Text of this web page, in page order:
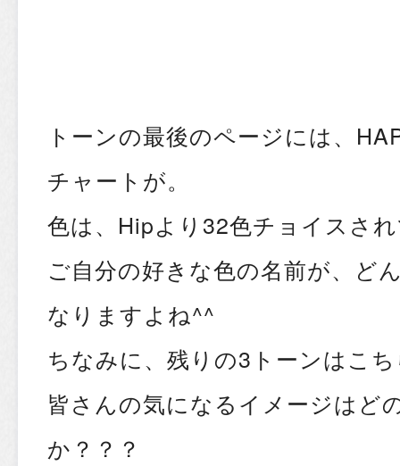
トーンの最後のページには、
チャートが。
色は、Hipより32色チョイスさ
ご自分の好きな色の名前が、ど
なりますよね^^
ちなみに、残りの3トーンはこ
皆さんの気になるイメージはど
か？？？